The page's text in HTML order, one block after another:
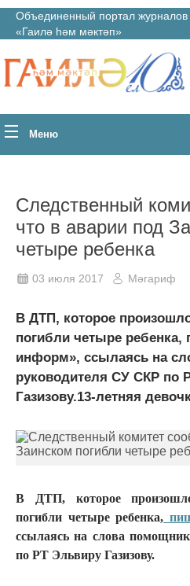
Объединенный портал
«Гаилә һәм мәктәп»
Меню
Следственный
что в аварии под
четыре ребенка
03 июля 2017 Мәгариф
В ДТП, которое
погибли четыре ребенка,
информ», ссылаясь на
руководителя СУ СКР по
Газизову.13-летняя
В ДТП, которое
погибли четыре ребенка,
ссылаясь на слова
по РТ Эльвиру Газизову.